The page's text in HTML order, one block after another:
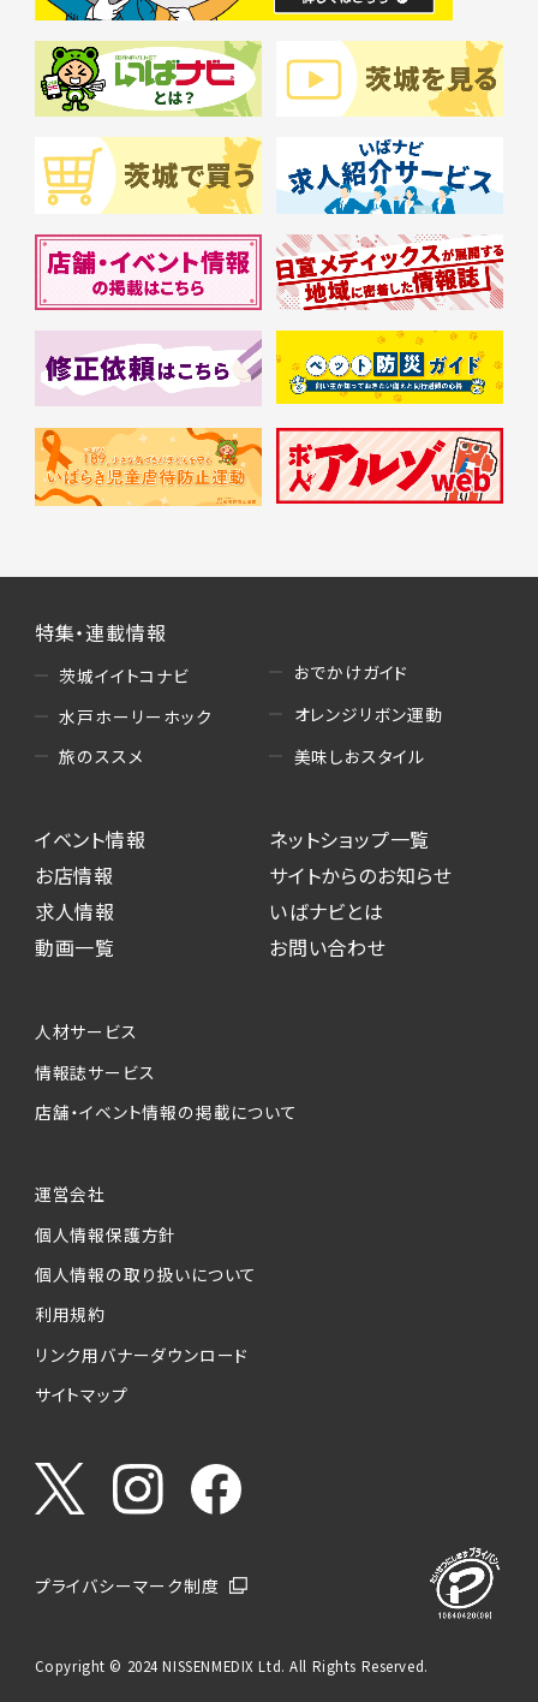
特集・連載情報
茨城イイトコナビ
水戸ホーリーホック
旅のススメ
おでかけガイド
オレンジリボン運動
美味しおスタイル
イベント情報
お店情報
求人情報
動画一覧
ネットショップ一覧
サイトからのお知らせ
いばナビとは
お問い合わせ
人材サービス
情報誌サービス
店舗・イベント情報の掲載について
運営会社
個人情報保護方針
個人情報の取り扱いについて
利用規約
リンク用バナーダウンロード
サイトマップ
プライバシーマーク制度
Copyright © 2024 NISSENMEDIX Ltd. All Rights Reserved.